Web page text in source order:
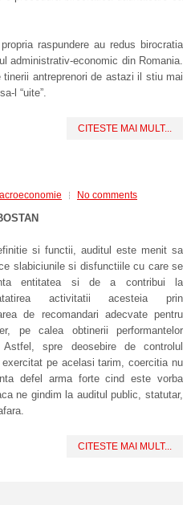
raspundere au redus birocratia
administrativ-economic din Romania.
antreprenori de astazi il stiu mai
l “uite”.
CITESTE MAI MULT...
No comments
si functii, auditul este menit sa
slabiciunile si disfunctiile cu care se
entitatea si de a contribui la
activitatii acesteia prin
de recomandari adecvate pentru
pe calea obtinerii performantelor
Astfel, spre deosebire de controlul
pe acelasi tarim, coercitia nu
defel arma forte cind este vorba
ne gindim la auditul public, statutar,
CITESTE MAI MULT...